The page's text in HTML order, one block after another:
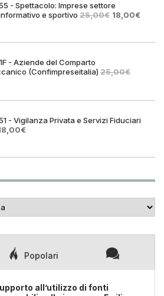
- Spettacolo: Imprese settore
e sportivo 25,00€ Il
era:
18,00€Il
è:
- Aziende del Comparto
(Confimpreseitalia) 25,00€
- Vigilanza Privata e Servizi Fiduciari
€Il
è:
Popolari
all’utilizzo di fonti